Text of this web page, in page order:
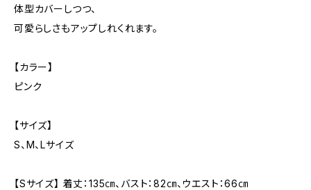
体型カバーしつつ、
可愛らしさもアップしれくれます。
【カラー】
ピンク
【サイズ】
S、M、Lサイズ
【Sサイズ】 着丈：135㎝、バスト：82㎝、ウエスト：66㎝